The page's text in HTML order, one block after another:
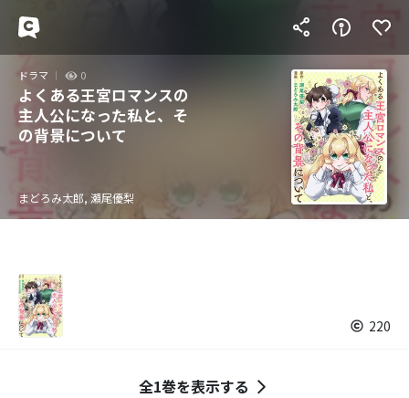
ドラマ 0
よくある王宮ロマンスの
主人公になった私と、そ
の背景について
まどろみ太郎, 瀬尾優梨
220
全1巻を表示する